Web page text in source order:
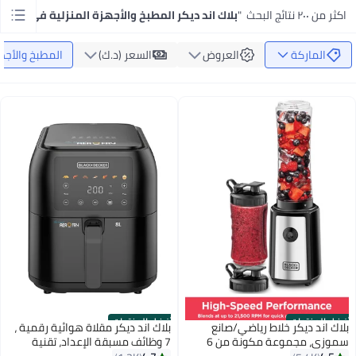
اكثر من ٢٠٠ نتائج البحث "بلاك اند ديكر المطبخ والأجهزة المنزلية في
الماركة
العروض السعر (د.ك‏) المطبخ
أفضل المنتجات
بلاك اند ديكر خلاط رياضي/صانع
سموزي، مجموعة مكونة من 6
أفضل المنتجات
بلاك اند ديكر مقلاة هوائية رقمية ،
7 وظائف مسبقة الإعداد، تقنية